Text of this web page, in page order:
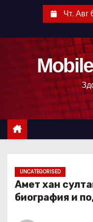
с
Чт. Авг
UNCATEGORISED
Амет хан
биография и